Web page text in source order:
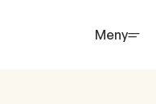
Meny